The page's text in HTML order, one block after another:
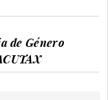
de Género